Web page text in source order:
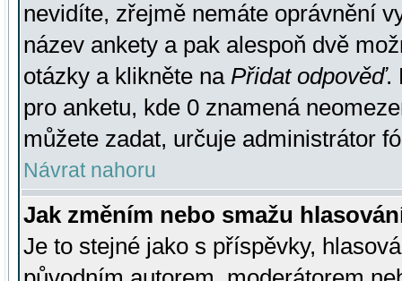
nevidíte, zřejmě nemáte oprávnění
název ankety a pak alespoň dvě
otázky a klikněte na Přidat odpověď.
pro anketu, kde 0 znamená
můžete zadat, určuje administrátor
Návrat nahoru
Jak změním nebo smažu
Je to stejné jako s příspěvky,